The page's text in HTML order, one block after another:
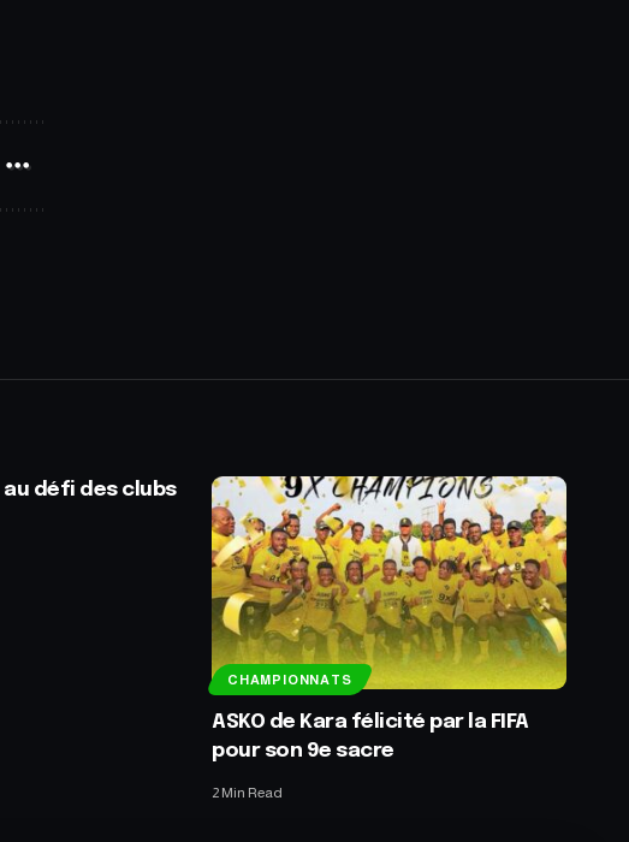
au défi des clubs
CHAMPIONNATS
ASKO de Kara félicité par la FIFA
pour son 9e sacre
2 Min Read